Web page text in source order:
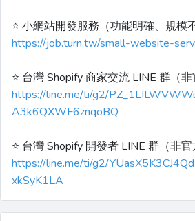
⭐️ 小網站開發服務（功能明確、規模
https://job.turn.tw/small-website-
⭐️ 台灣 Shopify 商家交流 LINE 群（非
https://line.me/ti/g2/
A3k6QXWF6znqoBQ
⭐️ 台灣 Shopify 開發者 LINE 群（非官
https://line.me/ti/g2/
xkSyK1LA